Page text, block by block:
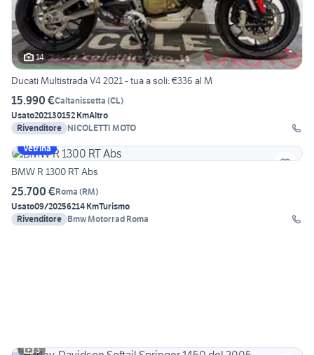
14
Ducati Multistrada V4 2021 - tua a soli: €336 al M
15.990 €Caltanissetta (CL)
Usato202130152 KmAltro
Rivenditore NICOLETTI MOTO
Vetrina
BMW R 1300 RT Abs
25.700 €Roma (RM)
Usato09/20256214 KmTurismo
Rivenditore Bmw Motorrad Roma
3